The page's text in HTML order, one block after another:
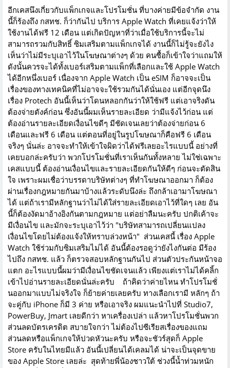
อีกเคสนึงเกี่ยวกับแพ็กเกจและโปรโมชั่น ที่บางค่ายมีข้อจำกัด งาน
นี้ก็ร้องถึง กสทช. ก็ว่ากันไป บริการ Apple Watch ที่เคยแจ้งว่าให้
ใช้งานได้ฟรี 12 เดือน แต่เกิดปัญหาที่ว่าเมื่อใช้บริการนี้จะไม่
สามารถรวมกับสิทธิ์ ซิมเสริมตามแพ็กเกจได้ งานนี้ก็ไม่รู้จะยังไง
เห็นว่าไม่มีระบุเอาไว้ในโฆษณาต่างๆ ด้วย คนซื้อก็เข้าใจว่าแถมให้
ดังนั้นควรจะได้ทั้งเบอร์เสริมตามแพ็กที่เลือกและใช้ Apple Watch
ได้อีกหนึ่งเบอร์ เนื่องจาก Apple Watch เป็น eSIM ก็อาจจะเป็น
เรื่องของทางเทคนิคที่ไม่อาจจะใช้รวมกันได้นั่นเอง แต่อีกจุดนึง
เรื่อง Protech อันนี้เห็นว่าโดนหลอกกันว่าให้ใช้ฟรี แต่เอาจริงดัน
ต้องจ่ายตังค์ก่อน ซึ่งอันนี้ผมเห็นรายละเอียด ว่ามีแจ้งไว้ก่อน แต่
ต้องอ่านรายละเอียดเงื่อนไขดีๆ มีชัดเจนเลยว่าต้องจ่ายก่อน 6
เดือนและฟรี 6 เดือน แต่ตอนที่อยู่ในรูปโฆษณาก็คือฟรี 6 เดือน
จริงๆ นั่นล่ะ อาจจะทำให้เข้าใจผิดว่าได้ฟรีเลยอะไรแบบนี้ อย่างที่
เคยบอกล่ะครับว่า พวกโปรโมชั่นที่เราเห็นกันทั้งหลาย ไม่ใช่เฉพาะ
เคสแบบนี้ ต้องอ่านเงื่อนไขและรายละเอียดกันให้ดีๆ ก่อนจะตัดสิน
ใจ เพราะผมเชื่อว่าบรรดาบริษัทต่างๆ ที่ทำโฆษณาออกมา ก็ต้อง
ผ่านเรื่องกฎหมายกันมาบ้างแล้วระดับนึงล่ะ ถึงกล้าเอามาโฆษณา
ได้ แต่ถ้าเรามีหลักฐานว่าไม่ได้ใส่รายละเอียดเอาไว้ที่ใดๆ เลย อัน
นี้ก็ต้องงัดมาอ้างอิงกันตามกฎหมาย แต่อย่าลืมนะครับ ปกติเค้าจะ
มีเงื่อนไข และมักจะระบุเอาไว้ว่า "บริษัทสามารถเปลี่ยนแปลง
เงื่อนไขโดยไม่ต้องแจ้งให้ทราบล่วงหน้า" ส่วนเคสนี้ เรื่อง Apple
Watch ใช้ร่วมกับซิมเสริมไม่ได้ อันนี้ต้องรอดูว่ายังไงกันต่อ มีร้อง
ไปถึง กสทช. แล้ว ก็ตรวจสอบหลักฐานกันไป ส่วนตัวประกันหน้าจอ
แตก อะไรแบบนี้ผมว่ามีเงื่อนไขชัดเจนแล้ว เพียงแต่เราไม่ได้คลิ้ก
เข้าไปอ่านรายละเอียดนั่นล่ะครับ ถ้าคิดว่าค่ายไหน ทำโปรโมชั่
นออกมาแบบไม่จริงใจ ก็ย้ายค่ายเลยครับ ทางเลือกเรามี หลักๆ ถ้า
จะคู่กับ iPhone ก็มี 3 ค่าย หรือเอาจริง ผมแนะนำไปที่ Studio7,
PowerBuy, Jmart เลยดีกว่า หาเครื่องเปล่า แล้วหาโปรโมชั่นพวก
ส่วนลดบัตรเครดิต สบายใจกว่า ไม่ต้องไปซีเรียสเรื่องของแถม
ส่วนลดหรือแพ็กเกจให้ปวดหัวนะครับ หรือจะชัวร์สุดก็ Apple
Store ครับในไทยมีแล้ว อันนี้เปลี่ยนได้เคลมได้ น่าจะเป็นจุดขาย
ของ Apple Store เลยล่ะ สุดท้ายพี่น้องชาวใต้ ช่วงนี้น้ำท่วมหนัก